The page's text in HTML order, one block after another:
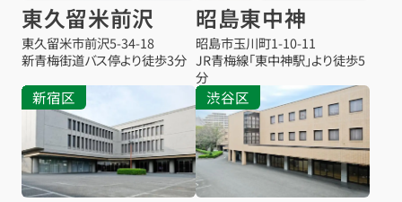
東久留米前沢
東久留米市前沢5-34-18
新青梅街道バス停より徒歩3分
昭島東中神
昭島市玉川町1-10-11
JR青梅線「東中神駅」より徒歩5
分
新宿区 渋谷区